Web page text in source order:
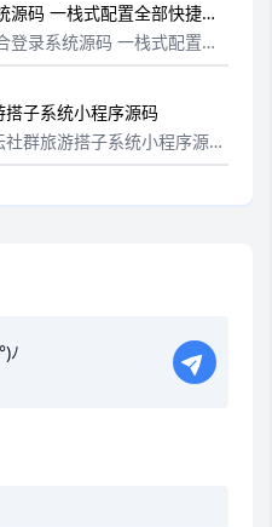
源码 一栈式配置全部快捷登
登录系统源码 一栈式配置全
彩虹聚合登录 API 的社交登
...子系统小程序源码
群旅游搭子系统小程序源
，mysql8.0，vue3，
ﾉ